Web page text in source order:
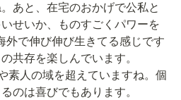
あと、在宅のおかげで公私と
せいか、ものすごくパワーを
外で伸び伸び生きてる感じです
共存を楽しんでいます。
素人の域を超えていますね。個
のは喜びでもあります。